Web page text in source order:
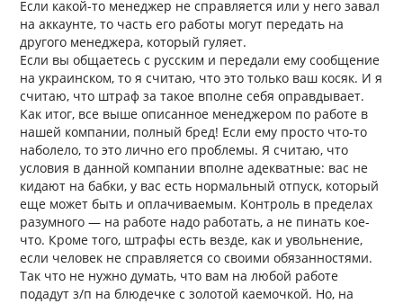
Если какой-то менеджер не справляется или у него завал
на аккаунте, то часть его работы могут передать на
другого менеджера, который гуляет.
Если вы общаетесь с русским и передали ему сообщение
на украинском, то я считаю, что это только ваш косяк. И я
считаю, что штраф за такое вполне себя оправдывает.
Как итог, все выше описанное менеджером по работе в
нашей компании, полный бред! Если ему просто что-то
наболело, то это лично его проблемы. Я считаю, что
условия в данной компании вполне адекватные: вас не
кидают на бабки, у вас есть нормальный отпуск, который
еще может быть и оплачиваемым. Контроль в пределах
разумного — на работе надо работать, а не пинать кое-
что. Кроме того, штрафы есть везде, как и увольнение,
если человек не справляется со своими обязанностями.
Так что не нужно думать, что вам на любой работе
подадут з/п на блюдечке с золотой каемочкой. Но, на